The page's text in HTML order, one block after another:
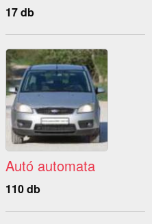
17 db
Autó automata
110 db